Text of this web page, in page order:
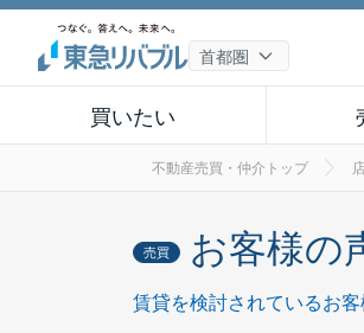
買いたい
不動産売買・仲介トップ
売買 お客様の
賃貸を検討されているお